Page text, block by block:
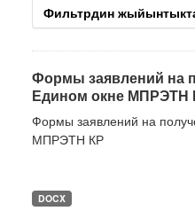
Фильтрдин
Формы заявлений на
Едином окне МПРЭТН
Формы заявлений на
МПРЭТН КР
DOCX